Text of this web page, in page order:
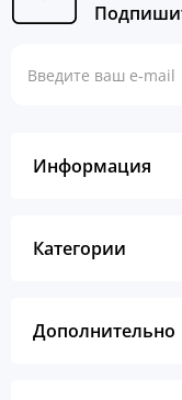
Информация
Категории
Дополнительно